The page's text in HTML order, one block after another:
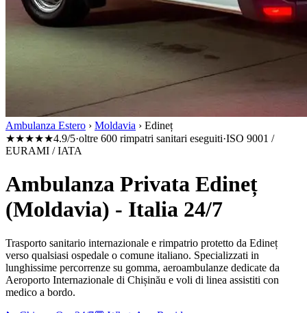
Ambulanza Estero › Moldavia › Edineț
★★★★★4.9/5·oltre 600 rimpatri sanitari eseguiti·ISO 9001 /
EURAMI / IATA
Ambulanza Privata Edineț
(Moldavia) - Italia 24/7
Trasporto sanitario internazionale e rimpatrio protetto da Edineț
verso qualsiasi ospedale o comune italiano. Specializzati in
lunghissime percorrenze su gomma, aeroambulanze dedicate da
Aeroporto Internazionale di Chișinău e voli di linea assistiti con
medico a bordo.